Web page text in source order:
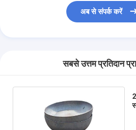
अब से संपर्क करें
सबसे उत्तम प्रतिदान